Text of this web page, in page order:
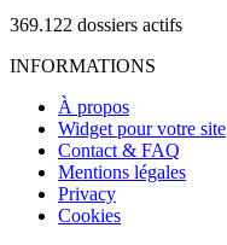
369.122 dossiers actifs
INFORMATIONS
À propos
Widget pour votre site
Contact & FAQ
Mentions légales
Privacy
Cookies